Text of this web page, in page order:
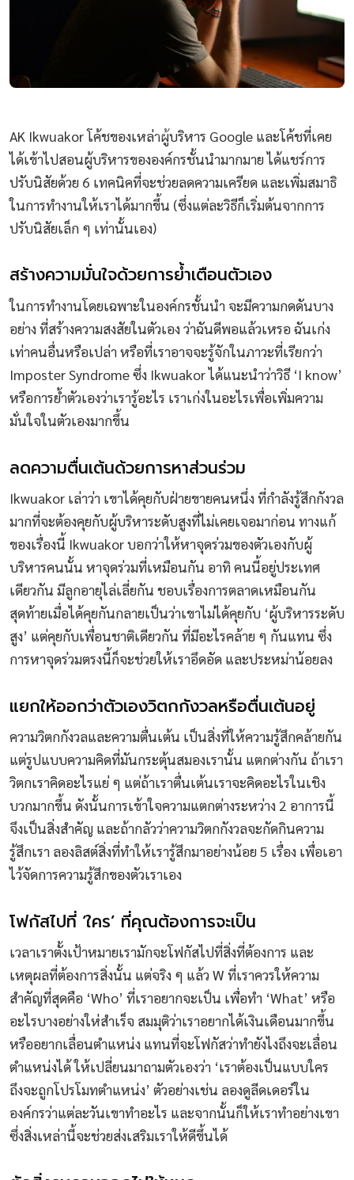
AK Ikwuakor โค้ชของเหล่าผู้บริหาร Google และโค้ชที่เคย
ได้เข้าไปสอนผู้บริหารขององค์กรชั้นนำมากมาย ได้แชร์การ
ปรับนิสัยด้วย 6 เทคนิคที่จะช่วยลดความเครียด และเพิ่มสมาธิ
ในการทำงานให้เราได้มากขึ้น (ซึ่งแต่ละวิธีก็เริ่มต้นจากการ
ปรับนิสัยเล็ก ๆ เท่านั้นเอง)
สร้างความมั่นใจด้วยการย้ำเตือนตัวเอง
ในการทำงานโดยเฉพาะในองค์กรชั้นนำ จะมีความกดดันบาง
อย่าง ที่สร้างความสงสัยในตัวเอง ว่าฉันดีพอแล้วเหรอ ฉันเก่ง
เท่าคนอื่นหรือเปล่า หรือที่เราอาจจะรู้จักในภาวะที่เรียกว่า
Imposter Syndrome ซึ่ง Ikwuakor ได้แนะนำว่าวิธี ‘I know’
หรือการย้ำตัวเองว่าเรารู้อะไร เราเก่งในอะไรเพื่อเพิ่มความ
มั่นใจในตัวเองมากขึ้น
ลดความตื่นเต้นด้วยการหาส่วนร่วม
Ikwuakor เล่าว่า เขาได้คุยกับฝ่ายขายคนหนึ่ง ที่กำลังรู้สึกกังวล
มากที่จะต้องคุยกับผู้บริหาระดับสูงที่ไม่เคยเจอมาก่อน ทางแก้
ของเรื่องนี้ Ikwuakor บอกว่าให้หาจุดร่วมของตัวเองกับผู้
บริหารคนนั้น หาจุดร่วมที่เหมือนกัน อาทิ คนนี้อยู่ประเทศ
เดียวกัน มีลูกอายุไล่เลี่ยกัน ชอบเรื่องการตลาดเหมือนกัน
สุดท้ายเมื่อได้คุยกันกลายเป็นว่าเขาไม่ได้คุยกับ ‘ผู้บริหารระดับ
สูง’ แต่คุยกับเพื่อนชาติเดียวกัน ที่มีอะไรคล้าย ๆ กันแทน ซึ่ง
การหาจุดร่วมตรงนี้ก็จะช่วยให้เราอึดอัด และประหม่าน้อยลง
แยกให้ออกว่าตัวเองวิตกกังวลหรือตื่นเต้นอยู่
ความวิตกกังวลและความตื่นเต้น เป็นสิ่งที่ให้ความรู้สึกคล้ายกัน
แต่รูปแบบความคิดที่มันกระตุ้นสมองเรานั้น แตกต่างกัน ถ้าเรา
วิตกเราคิดอะไรแย่ ๆ แต่ถ้าเราตื่นเต้นเราจะคิดอะไรในเชิง
บวกมากขึ้น ดังนั้นการเข้าใจความแตกต่างระหว่าง 2 อาการนี้
จึงเป็นสิ่งสำคัญ และถ้ากลัวว่าความวิตกกังวลจะกัดกินความ
รู้สึกเรา ลองลิสต์สิ่งที่ทำให้เรารู้สึกมาอย่างน้อย 5 เรื่อง เพื่อเอา
ไว้จัดการความรู้สึกของตัวเราเอง
โฟกัสไปที่ ‘ใคร’ ที่คุณต้องการจะเป็น
เวลาเราตั้งเป้าหมายเรามักจะโฟกัสไปที่สิ่งที่ต้องการ และ
เหตุผลที่ต้องการสิ่งนั้น แต่จริง ๆ แล้ว W ที่เราควรให้ความ
สำคัญที่สุดคือ ‘Who’ ที่เราอยากจะเป็น เพื่อทำ ‘What’ หรือ
อะไรบางอย่างให่สำเร็จ สมมุติว่าเราอยากได้เงินเดือนมากขึ้น
หรืออยากเลื่อนตำแหน่ง แทนที่จะโฟกัสว่าทำยังไงถึงจะเลื่อน
ตำแหน่งได้ ให้เปลี่ยนมาถามตัวเองว่า ‘เราต้องเป็นแบบใคร
ถึงจะถูกโปรโมทตำแหน่ง’ ตัวอย่างเช่น ลองดูลีดเดอร์ใน
องค์กรว่าแต่ละวันเขาทำอะไร และจากนั้นก็ให้เราทำอย่างเขา
ซึ่งสิ่งเหล่านี้จะช่วยส่งเสริมเราให้ดีขึ้นได้